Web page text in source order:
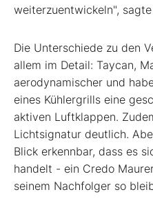
weiterzuentwickeln",
Die Unterschiede zu den
allem im Detail: Taycan,
aerodynamischer und
eines Kühlergrills eine
aktiven Luftklappen.
Lichtsignatur deutlich.
Blick erkennbar, dass es
handelt - ein Credo
seinem Nachfolger so